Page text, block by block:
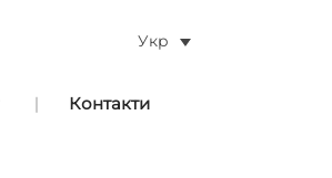
Укр
Контакти